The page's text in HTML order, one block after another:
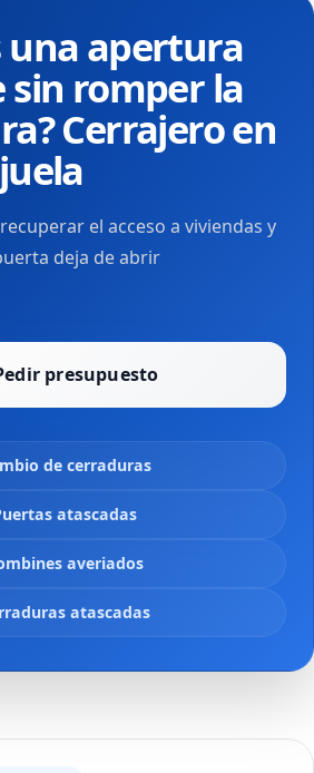
una apertura
romper la
Cerrajero en
el acceso a viviendas y
deja de abrir
presupuesto
de cerraduras
atascadas
averiados
atascadas